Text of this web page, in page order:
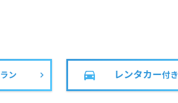
ン レンタカー付き